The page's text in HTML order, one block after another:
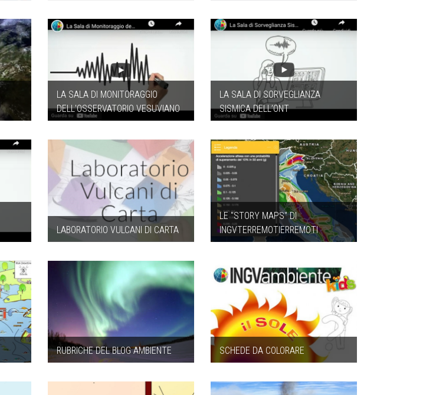
LA SALA DI MONITORAGGIO
DELL'OSSERVATORIO VESUVIANO
LA SALA DI SORVEGLIANZA
SISMICA DELL’ONT
LABORATORIO VULCANI DI CARTA
LE "STORY MAPS" DI
INGVTERREMOTIERREMOTI
RUBRICHE DEL BLOG AMBIENTE SCHEDE DA COLORARE